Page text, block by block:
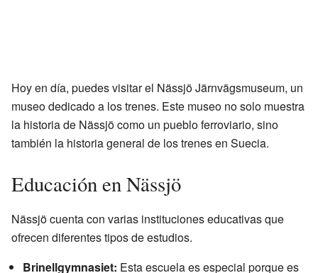
Hoy en día, puedes visitar el Nässjö Järnvägsmuseum, un
museo dedicado a los trenes. Este museo no solo muestra
la historia de Nässjö como un pueblo ferroviario, sino
también la historia general de los trenes en Suecia.
Educación en Nässjö
Nässjö cuenta con varias instituciones educativas que
ofrecen diferentes tipos de estudios.
Brinellgymnasiet: Esta escuela es especial porque es